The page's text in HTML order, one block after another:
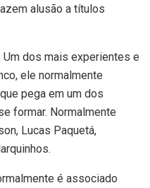
alusão a títulos
Um dos mais experientes e
ele normalmente
pega em um dos
formar. Normalmente
Lucas Paquetá,
é associado